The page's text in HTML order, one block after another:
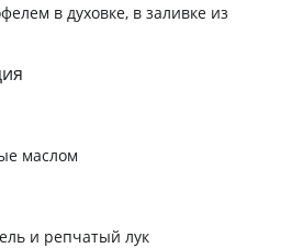
в духовке, в заливке из
маслом
и репчатый лук